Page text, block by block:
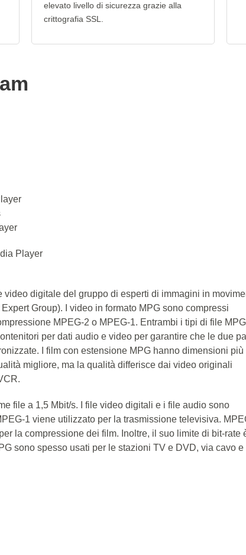
elevato livello di sicurezza grazie alla
crittografia SSL.
Player
video digitale del gruppo di esperti di immagini in
Group). I video in formato MPG sono compressi
MPEG-2 o MPEG-1. Entrambi i tipi di file MPG
per dati audio e video per garantire che le due
I film con estensione MPG hanno dimensioni più
migliore, ma la qualità differisce dai video originali
file a 1,5 Mbit/s. I file video digitali e i file audio sono
1 viene utilizzato per la trasmissione televisiva.
la compressione dei film. Inoltre, il suo limite di bit-rate
sono spesso usati per le stazioni TV e DVD, via cavo e